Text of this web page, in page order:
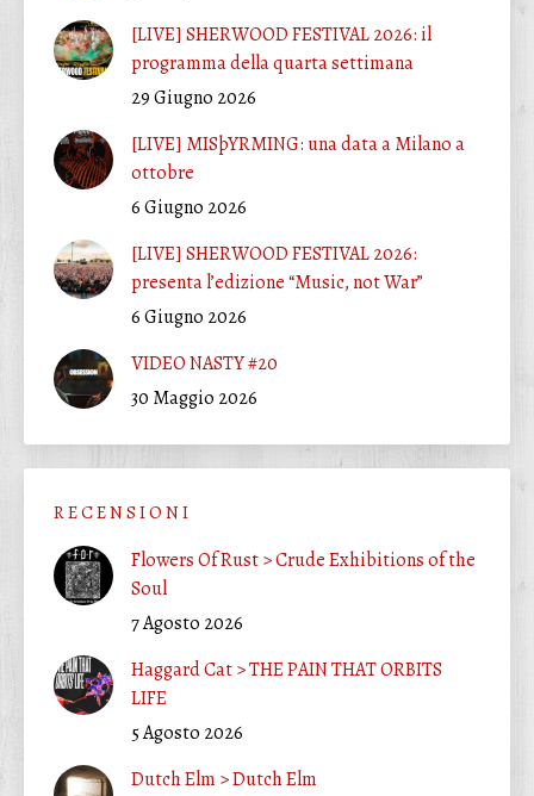
[LIVE] SHERWOOD FESTIVAL 2026: il
programma della quarta settimana
29 Giugno 2026
[LIVE] MISþYRMING: una data a Milano a
ottobre
6 Giugno 2026
[LIVE] SHERWOOD FESTIVAL 2026:
presenta l’edizione “Music, not War”
6 Giugno 2026
VIDEO NASTY #20
30 Maggio 2026
R E C E N S I O N I
Flowers Of Rust > Crude Exhibitions of the
Soul
7 Agosto 2026
Haggard Cat > THE PAIN THAT ORBITS
LIFE
5 Agosto 2026
Dutch Elm > Dutch Elm